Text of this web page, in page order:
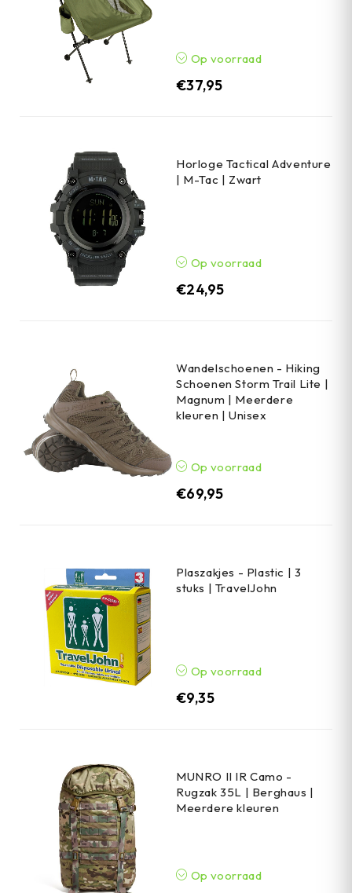
Op voorraad
€37,95
Horloge Tactical Adventure
| M-Tac | Zwart
Op voorraad
€24,95
Wandelschoenen - Hiking
Schoenen Storm Trail Lite |
Magnum | Meerdere
kleuren | Unisex
Op voorraad
€69,95
Plaszakjes - Plastic | 3
stuks | TravelJohn
Op voorraad
€9,35
MUNRO II IR Camo -
Rugzak 35L | Berghaus |
Meerdere kleuren
Op voorraad